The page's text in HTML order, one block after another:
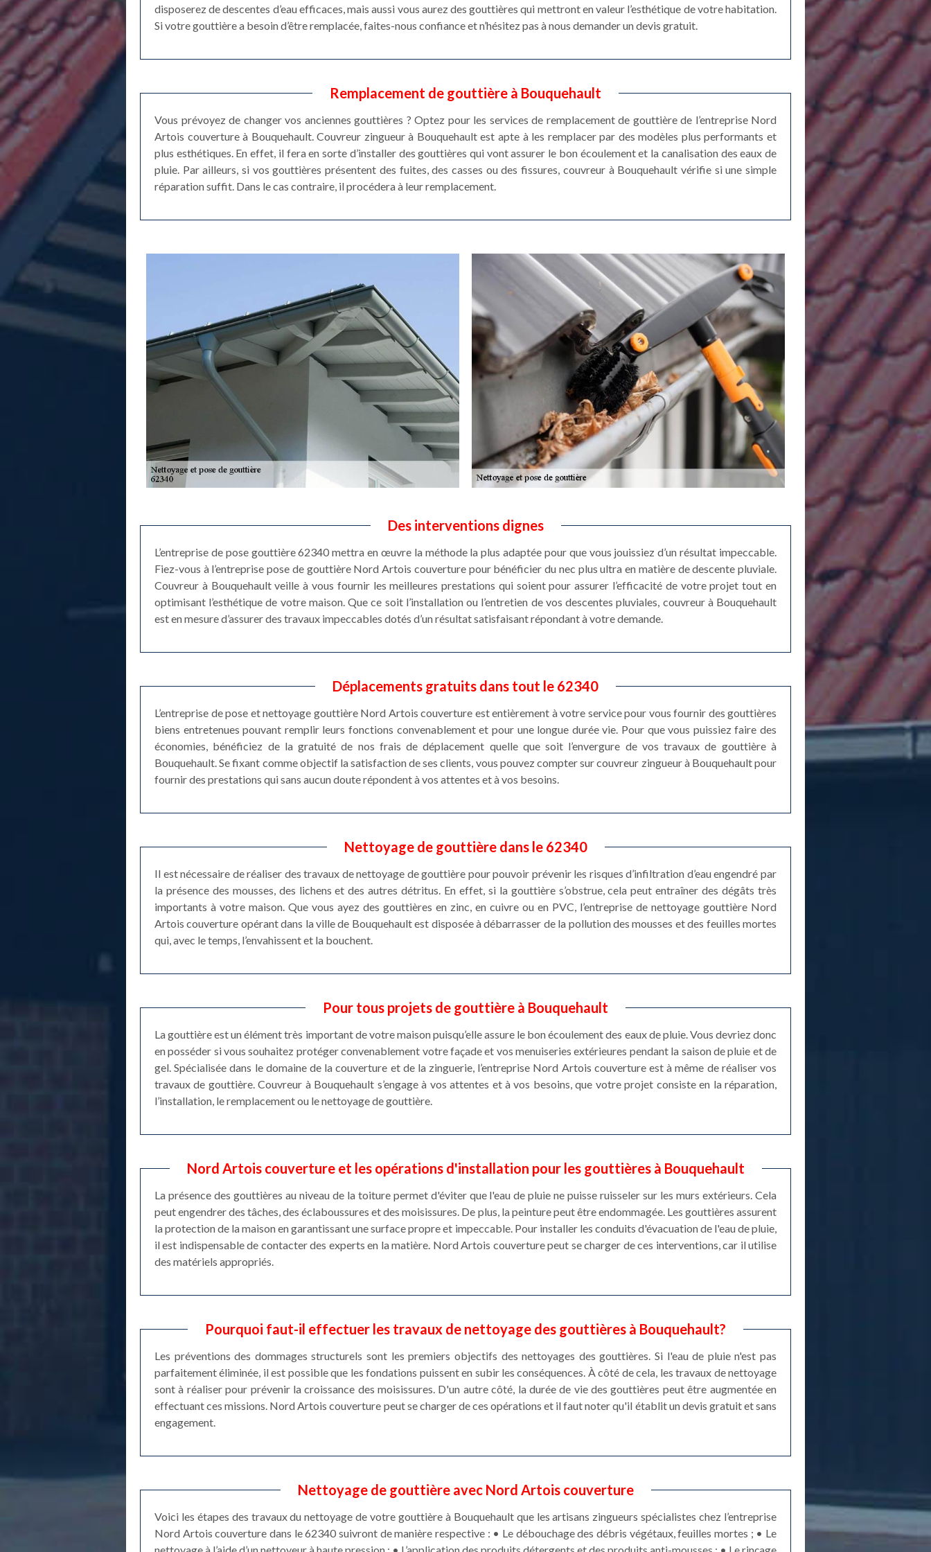
disposerez de descentes d’eau efficaces, mais aussi vous aurez des gouttières qui mettront en valeur l’esthétique de votre habitation.
Si votre gouttière a besoin d’être remplacée, faites-nous confiance et n’hésitez pas à nous demander un devis gratuit.
Remplacement de gouttière à Bouquehault
Vous prévoyez de changer vos anciennes gouttières ? Optez pour les services de remplacement de gouttière de l’entreprise Nord
Artois couverture à Bouquehault. Couvreur zingueur à Bouquehault est apte à les remplacer par des modèles plus performants et
plus esthétiques. En effet, il fera en sorte d’installer des gouttières qui vont assurer le bon écoulement et la canalisation des eaux de
pluie. Par ailleurs, si vos gouttières présentent des fuites, des casses ou des fissures, couvreur à Bouquehault vérifie si une simple
réparation suffit. Dans le cas contraire, il procédera à leur remplacement.
Des interventions dignes
L’entreprise de pose gouttière 62340 mettra en œuvre la méthode la plus adaptée pour que vous jouissiez d’un résultat impeccable.
Fiez-vous à l’entreprise pose de gouttière Nord Artois couverture pour bénéficier du nec plus ultra en matière de descente pluviale.
Couvreur à Bouquehault veille à vous fournir les meilleures prestations qui soient pour assurer l’efficacité de votre projet tout en
optimisant l’esthétique de votre maison. Que ce soit l’installation ou l’entretien de vos descentes pluviales, couvreur à Bouquehault
est en mesure d’assurer des travaux impeccables dotés d’un résultat satisfaisant répondant à votre demande.
Déplacements gratuits dans tout le 62340
L’entreprise de pose et nettoyage gouttière Nord Artois couverture est entièrement à votre service pour vous fournir des gouttières
biens entretenues pouvant remplir leurs fonctions convenablement et pour une longue durée vie. Pour que vous puissiez faire des
économies, bénéficiez de la gratuité de nos frais de déplacement quelle que soit l’envergure de vos travaux de gouttière à
Bouquehault. Se fixant comme objectif la satisfaction de ses clients, vous pouvez compter sur couvreur zingueur à Bouquehault pour
fournir des prestations qui sans aucun doute répondent à vos attentes et à vos besoins.
Nettoyage de gouttière dans le 62340
Il est nécessaire de réaliser des travaux de nettoyage de gouttière pour pouvoir prévenir les risques d’infiltration d’eau engendré par
la présence des mousses, des lichens et des autres détritus. En effet, si la gouttière s’obstrue, cela peut entraîner des dégâts très
importants à votre maison. Que vous ayez des gouttières en zinc, en cuivre ou en PVC, l’entreprise de nettoyage gouttière Nord
Artois couverture opérant dans la ville de Bouquehault est disposée à débarrasser de la pollution des mousses et des feuilles mortes
qui, avec le temps, l’envahissent et la bouchent.
Pour tous projets de gouttière à Bouquehault
La gouttière est un élément très important de votre maison puisqu’elle assure le bon écoulement des eaux de pluie. Vous devriez donc
en posséder si vous souhaitez protéger convenablement votre façade et vos menuiseries extérieures pendant la saison de pluie et de
gel. Spécialisée dans le domaine de la couverture et de la zinguerie, l’entreprise Nord Artois couverture est à même de réaliser vos
travaux de gouttière. Couvreur à Bouquehault s’engage à vos attentes et à vos besoins, que votre projet consiste en la réparation,
l’installation, le remplacement ou le nettoyage de gouttière.
Nord Artois couverture et les opérations d'installation pour les gouttières à Bouquehault
La présence des gouttières au niveau de la toiture permet d'éviter que l'eau de pluie ne puisse ruisseler sur les murs extérieurs. Cela
peut engendrer des tâches, des éclaboussures et des moisissures. De plus, la peinture peut être endommagée. Les gouttières assurent
la protection de la maison en garantissant une surface propre et impeccable. Pour installer les conduits d'évacuation de l'eau de pluie,
il est indispensable de contacter des experts en la matière. Nord Artois couverture peut se charger de ces interventions, car il utilise
des matériels appropriés.
Pourquoi faut-il effectuer les travaux de nettoyage des gouttières à Bouquehault?
Les préventions des dommages structurels sont les premiers objectifs des nettoyages des gouttières. Si l'eau de pluie n'est pas
parfaitement éliminée, il est possible que les fondations puissent en subir les conséquences. À côté de cela, les travaux de nettoyage
sont à réaliser pour prévenir la croissance des moisissures. D'un autre côté, la durée de vie des gouttières peut être augmentée en
effectuant ces missions. Nord Artois couverture peut se charger de ces opérations et il faut noter qu'il établit un devis gratuit et sans
engagement.
Nettoyage de gouttière avec Nord Artois couverture
Voici les étapes des travaux du nettoyage de votre gouttière à Bouquehault que les artisans zingueurs spécialistes chez l’entreprise
Nord Artois couverture dans le 62340 suivront de manière respective : • Le débouchage des débris végétaux, feuilles mortes ; • Le